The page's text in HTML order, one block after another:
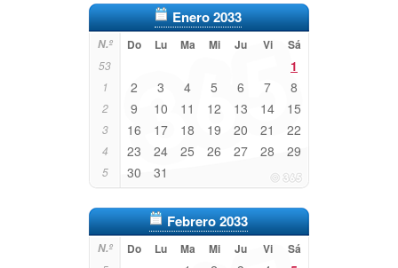
Enero 2033
N.º Do Lu Ma Mi Ju Vi Sá
53 1
1 2 3 4 5 6 7 8
2 9 10 11 12 13 14 15
3 16 17 18 19 20 21 22
4 23 24 25 26 27 28 29
5 30 31
Febrero 2033
N.º Do Lu Ma Mi Ju Vi Sá